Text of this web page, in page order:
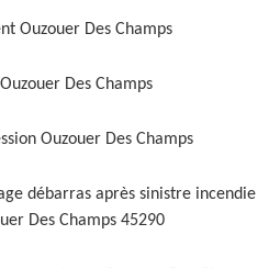
Ouzouer Des Champs
Des Champs
Ouzouer Des Champs
débarras après sinistre incendie
Des Champs 45290